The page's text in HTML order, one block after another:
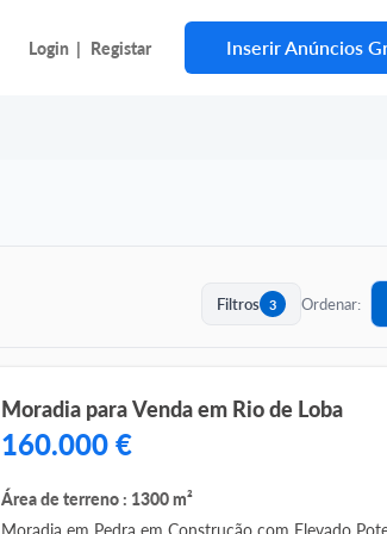
Login | Registar Inserir Anúncios
Filtros 3 Ordenar:
Moradia para Venda em Rio de Loba
160.000 €
Área de terreno : 1300 m²
Moradia em Pedra em Construção com Elevado